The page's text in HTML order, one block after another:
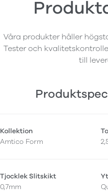
Våra produkter håller
Tester och
till
Kollektion
Amtico Form
Tjocklek Slitskikt
0,7mm